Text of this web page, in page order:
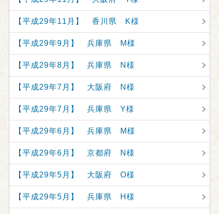
【平成29年11月】 香川県 K様
【平成29年9月】 兵庫県 M様
【平成29年8月】 兵庫県 N様
【平成29年7月】 大阪府 N様
【平成29年7月】 兵庫県 Y様
【平成29年6月】 兵庫県 M様
【平成29年6月】 京都府 N様
【平成29年5月】 大阪府 O様
【平成29年5月】 兵庫県 H様